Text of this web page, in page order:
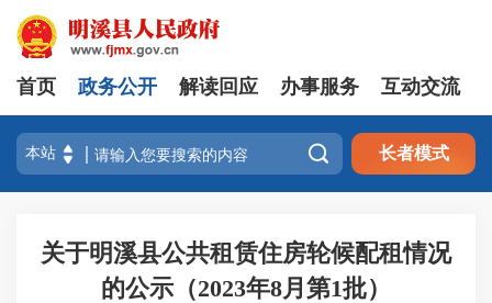
首页 政务公开 解读回应 办事服务 互动交流
 长者模式
关于明溪县公共租赁住房轮候配租情况
的公示（2023年8月第1批）